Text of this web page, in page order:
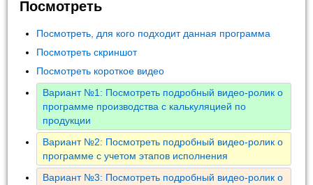
Посмотреть
Посмотреть, для кого подходит данная программа
Посмотреть скриншот
Посмотреть короткое видео
Вариант №1: Посмотреть подробный видео-ролик о
программе производства с калькуляцией по
продукции
Вариант №2: Посмотреть подробный видео-ролик о
программе с учетом этапов исполнения
Вариант №3: Посмотреть подробный видео-ролик о